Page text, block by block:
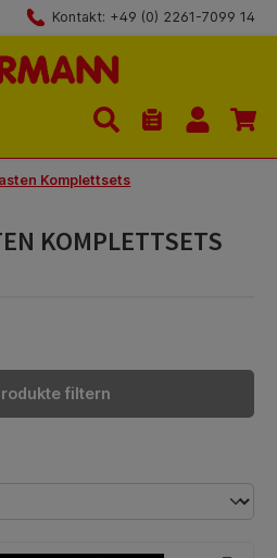
Kontakt: +49 (0) 2261-7099 14
Du hast 0
Komplettsets
KOMPLETTSETS
filtern